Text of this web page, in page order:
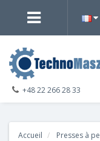
+48 22 266 28 33
Accueil
Presses à